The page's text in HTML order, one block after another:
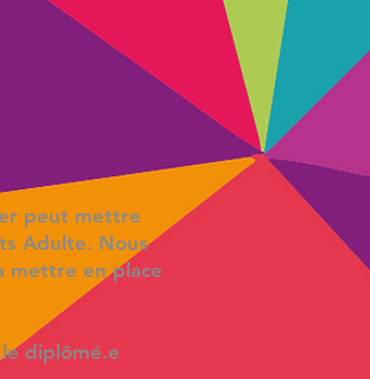
peut mettre
Adulte. Nous
mettre en place
diplômé.e